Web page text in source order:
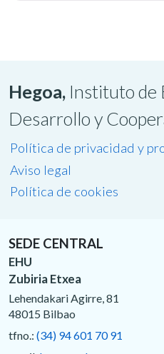
Hegoa, Instituto de
Desarrollo y
Política de privacidad y
Aviso legal
Política de cookies
SEDE CENTRAL
EHU
Zubiria Etxea
Lehendakari Agirre, 81
48015 Bilbao
tfno.: (34) 94 601 70 91